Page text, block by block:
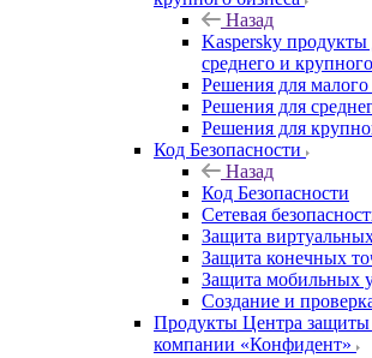
Назад
Kaspersky продукты
среднего и
Решения для малого
Решения для
Решения для
Код Безопасности
Назад
Код Безопасности
Сетевая
Защита
Защита конечных
Защита мобильных
Создание и
Продукты Центра
компании «Конфидент»